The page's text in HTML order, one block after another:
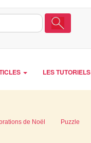
LES TUTORIELS
de Noël Puzzle